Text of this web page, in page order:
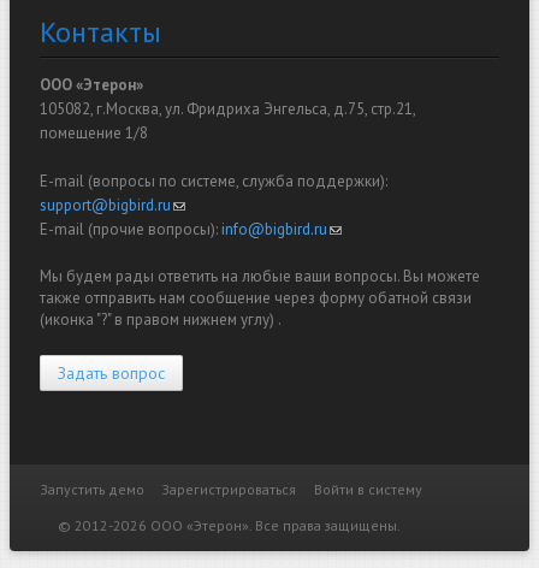
Контакты
ООО «Этерон»
105082, г.Москва, ул. Фридриха Энгельса, д.75, стр.21,
помещение 1/8
E-mail (вопросы по системе, служба поддержки):
support@bigbird.ru(link sends e-mail)
E-mail (прочие вопросы):info@bigbird.ru(link sends e-mail)
Мы будем рады ответить на любые ваши вопросы. Вы можете
также отправить нам сообщение через форму обатной связи
(иконка "?" в правом нижнем углу) .
Задать вопрос
Дополнительные ссылки
Запустить демо Зарегистрироваться
Войти в систему
© 2012-2026 ООО «Этерон». Все права защищены.